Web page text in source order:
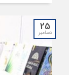
25
دسامبر